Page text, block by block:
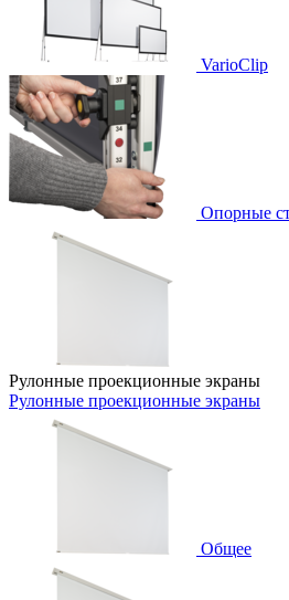
VarioClip
Опорные
Рулонные проекционные экраны
Рулонные проекционные экраны
Общее